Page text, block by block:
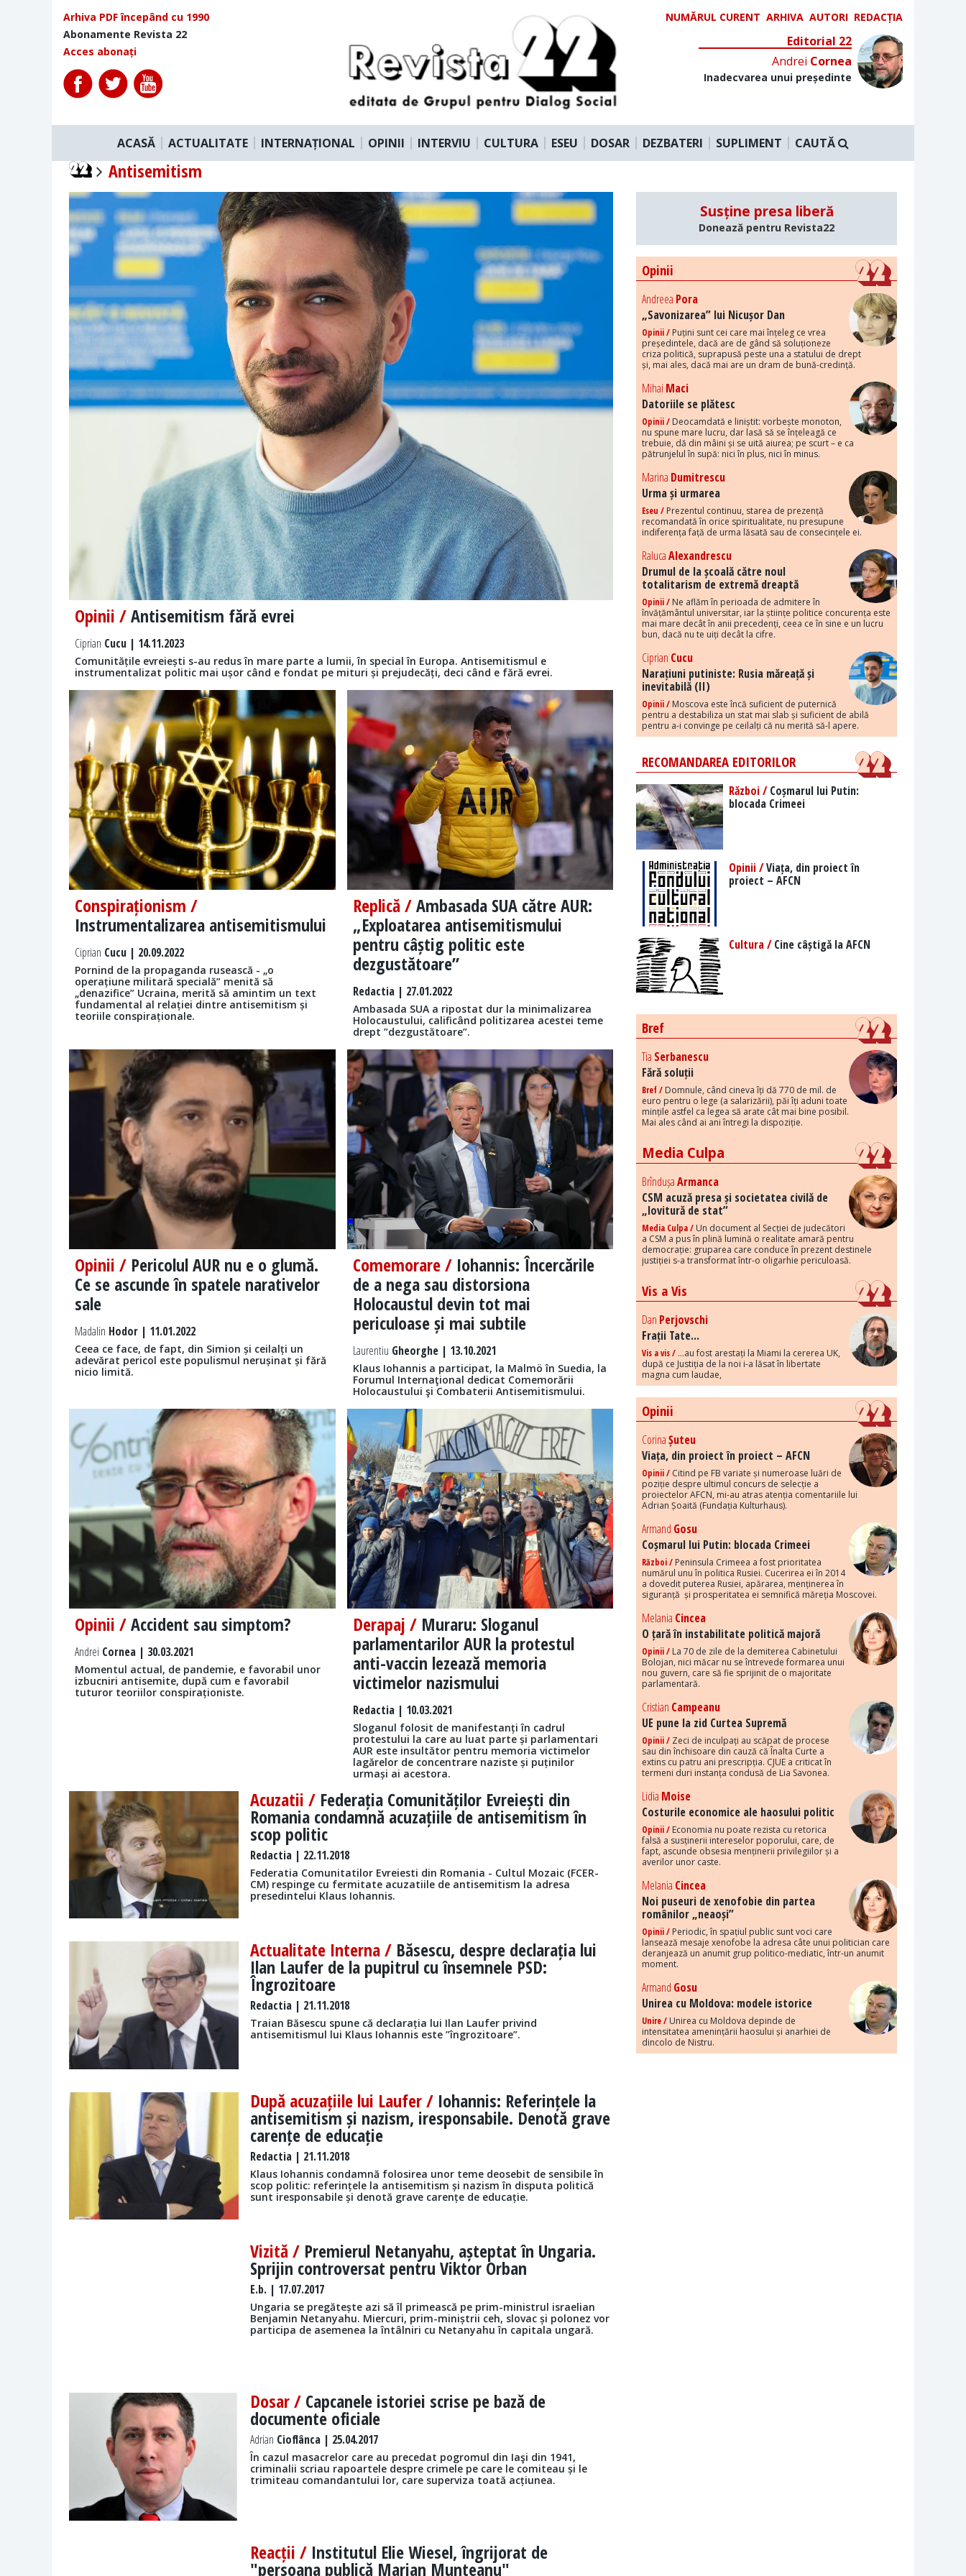
Arhiva PDF începând cu 1990
Abonamente Revista 22
Acces abonați
NUMĂRUL CURENT ARHIVA AUTORI REDACȚIA
Editorial 22
Andrei Cornea
Inadecvarea unui președinte
ACASĂ ACTUALITATE INTERNAȚIONAL OPINII INTERVIU CULTURA ESEU DOSAR DEZBATERI SUPLIMENT CAUTĂ
Antisemitism
Opinii /Antisemitism fără evrei
Ciprian Cucu | 14.11.2023
Comunitățile evreiești s-au redus în mare parte a lumii, în special în Europa. Antisemitismul e
instrumentalizat politic mai ușor când e fondat pe mituri și prejudecăți, deci când e fără evrei.
Conspiraționism /
Instrumentalizarea antisemitismului
Ciprian Cucu | 20.09.2022
Pornind de la propaganda rusească - „o
operațiune militară specială” menită să
„denazifice” Ucraina, merită să amintim un text
fundamental al relației dintre antisemitism și
teoriile conspiraționale.
Replică /Ambasada SUA către AUR:
„Exploatarea antisemitismului
pentru câștig politic este
dezgustătoare”
Redactia| 27.01.2022
Ambasada SUA a ripostat dur la minimalizarea
Holocaustului, calificând politizarea acestei teme
drept ”dezgustătoare”.
Opinii / Pericolul AUR nu e o glumă.
Ce se ascunde în spatele narativelor
sale
Madalin Hodor | 11.01.2022
Ceea ce face, de fapt, din Simion și ceilalți un
adevărat pericol este populismul nerușinat și fără
nicio limită.
Comemorare / Iohannis: Încercările
de a nega sau distorsiona
Holocaustul devin tot mai
periculoase și mai subtile
Laurentiu Gheorghe | 13.10.2021
Klaus Iohannis a participat, la Malmö în Suedia, la
Forumul Internaţional dedicat Comemorării
Holocaustului şi Combaterii Antisemitismului.
Opinii /Accident sau simptom?
Andrei Cornea | 30.03.2021
Momentul actual, de pandemie, e favorabil unor
izbucniri antisemite, după cum e favorabil
tuturor teoriilor conspiraționiste.
Derapaj / Muraru: Sloganul
parlamentarilor AUR la protestul
anti-vaccin lezează memoria
victimelor nazismului
Redactia| 10.03.2021
Sloganul folosit de manifestanți în cadrul
protestului la care au luat parte și parlamentari
AUR este insultător pentru memoria victimelor
lagărelor de concentrare naziste și puținilor
urmași ai acestora.
Acuzatii / Federația Comunităților Evreiești din
Romania condamnă acuzațiile de antisemitism în
scop politic
Redactia | 22.11.2018
Federatia Comunitatilor Evreiesti din Romania - Cultul Mozaic (FCER-
CM) respinge cu fermitate acuzatiile de antisemitism la adresa
presedintelui Klaus Iohannis.
Actualitate Interna / Băsescu, despre declarația lui
Ilan Laufer de la pupitrul cu însemnele PSD:
Îngrozitoare
Redactia | 21.11.2018
Traian Băsescu spune că declarația lui Ilan Laufer privind
antisemitismul lui Klaus Iohannis este ”îngrozitoare”.
După acuzațiile lui Laufer / Iohannis: Referințele la
antisemitism și nazism, iresponsabile. Denotă grave
carențe de educație
Redactia | 21.11.2018
Klaus Iohannis condamnă folosirea unor teme deosebit de sensibile în
scop politic: referințele la antisemitism și nazism în disputa politică
sunt iresponsabile și denotă grave carențe de educație.
Vizită / Premierul Netanyahu, așteptat în Ungaria.
Sprijin controversat pentru Viktor Orban
E.b. | 17.07.2017
Ungaria se pregătește azi să îl primească pe prim-ministrul israelian
Benjamin Netanyahu. Miercuri, prim-miniștrii ceh, slovac și polonez vor
participa de asemenea la întâlniri cu Netanyahu în capitala ungară.
Dosar / Capcanele istoriei scrise pe bază de
documente oficiale
Adrian Cioflânca | 25.04.2017
În cazul masacrelor care au precedat pogromul din Iaşi din 1941,
criminalii scriau rapoartele despre crimele pe care le comiteau și le
trimiteau comandantului lor, care superviza toată acțiunea.
Reacții / Institutul Elie Wiesel, îngrijorat de
"persoana publică Marian Munteanu"
Susține presa liberă
Donează pentru Revista22
Opinii
Andreea Pora
„Savonizarea” lui Nicușor Dan
Opinii / Puțini sunt cei care mai înțeleg ce vrea
președintele, dacă are de gând să soluționeze
criza politică, suprapusă peste una a statului de drept
și, mai ales, dacă mai are un dram de bună-credință.
Mihai Maci
Datoriile se plătesc
Opinii / Deocamdată e liniștit: vorbește monoton,
nu spune mare lucru, dar lasă să se înțeleagă ce
trebuie, dă din mâini și se uită aiurea; pe scurt – e ca
pătrunjelul în supă: nici în plus, nici în minus.
Marina Dumitrescu
Urma și urmarea
Eseu / Prezentul continuu, starea de prezență
recomandată în orice spiritualitate, nu presupune
indiferența față de urma lăsată sau de consecințele ei.
RalucaAlexandrescu
Drumul de la școală către noul
totalitarism de extremă dreaptă
Opinii / Ne aflăm în perioada de admitere în
învățământul universitar, iar la științe politice concurența este
mai mare decât în anii precedenți, ceea ce în sine e un lucru
bun, dacă nu te uiți decât la cifre.
Ciprian Cucu
Narațiuni putiniste: Rusia măreață și
inevitabilă (II)
Opinii / Moscova este încă suficient de puternică
pentru a destabiliza un stat mai slab și suficient de abilă
pentru a-i convinge pe ceilalți că nu merită să-l apere.
RECOMANDAREA EDITORILOR
Război /Coșmarul lui Putin:
blocada Crimeei
Opinii /Viața, din proiect în
proiect – AFCN
Cultura /Cine câștigă la AFCN
Bref
Tia Serbanescu
Fără soluții
Bref / Domnule, când cineva îți dă 770 de mil. de
euro pentru o lege (a salarizării), păi îți aduni toate
mințile astfel ca legea să arate cât mai bine posibil.
Mai ales când ai ani întregi la dispoziție.
Media Culpa
BrîndușaArmanca
CSM acuză presa și societatea civilă de
„lovitură de stat”
Media Culpa / Un document al Secției de judecători
a CSM a pus în plină lumină o realitate amară pentru
democrație: gruparea care conduce în prezent destinele
justiției s-a transformat într-o oligarhie periculoasă.
Vis a Vis
Dan Perjovschi
Frații Tate...
Vis a vis / ...au fost arestați la Miami la cererea UK,
după ce Justiția de la noi i-a lăsat în libertate
magna cum laudae,
Opinii
CorinaȘuteu
Viața, din proiect în proiect – AFCN
Opinii / Citind pe FB variate și numeroase luări de
poziție despre ultimul concurs de selecție a
proiectelor AFCN, mi-au atras atenția comentariile lui
Adrian Șoaită (Fundația Kulturhaus).
Armand Gosu
Coșmarul lui Putin: blocada Crimeei
Război / Peninsula Crimeea a fost prioritatea
numărul unu în politica Rusiei. Cucerirea ei în 2014
a dovedit puterea Rusiei, apărarea, menținerea în
siguranță și prosperitatea ei semnifică măreția Moscovei.
Melania Cincea
O țară în instabilitate politică majoră
Opinii / La 70 de zile de la demiterea Cabinetului
Bolojan, nici măcar nu se întrevede formarea unui
nou guvern, care să fie sprijinit de o majoritate
parlamentară.
Cristian Campeanu
UE pune la zid Curtea Supremă
Opinii / Zeci de inculpați au scăpat de procese
sau din închisoare din cauză că Înalta Curte a
extins cu patru ani prescripția. CJUE a criticat în
termeni duri instanța condusă de Lia Savonea.
Lidia Moise
Costurile economice ale haosului politic
Opinii / Economia nu poate rezista cu retorica
falsă a susținerii intereselor poporului, care, de
fapt, ascunde obsesia menținerii privilegiilor și a
averilor unor caste.
Melania Cincea
Noi puseuri de xenofobie din partea
românilor „neaoși”
Opinii / Periodic, în spațiul public sunt voci care
lansează mesaje xenofobe la adresa câte unui politician care
deranjează un anumit grup politico-mediatic, într-un anumit
moment.
Armand Gosu
Unirea cu Moldova: modele istorice
Unire / Unirea cu Moldova depinde de
intensitatea amenințării haosului și anarhiei de
dincolo de Nistru.